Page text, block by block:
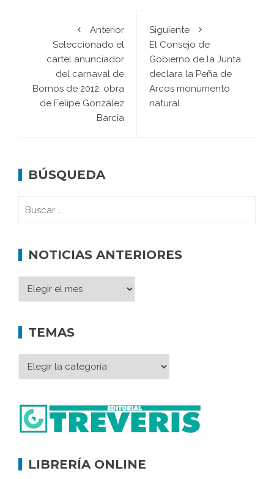
Anterior
Seleccionado el
cartel anunciador
del carnaval de
Bornos de 2012, obra
de Felipe González
Barcia
Siguiente
El Consejo de
Gobierno de la Junta
declara la Peña de
Arcos monumento
natural
BÚSQUEDA
NOTICIAS ANTERIORES
TEMAS
LIBRERÍA ONLINE